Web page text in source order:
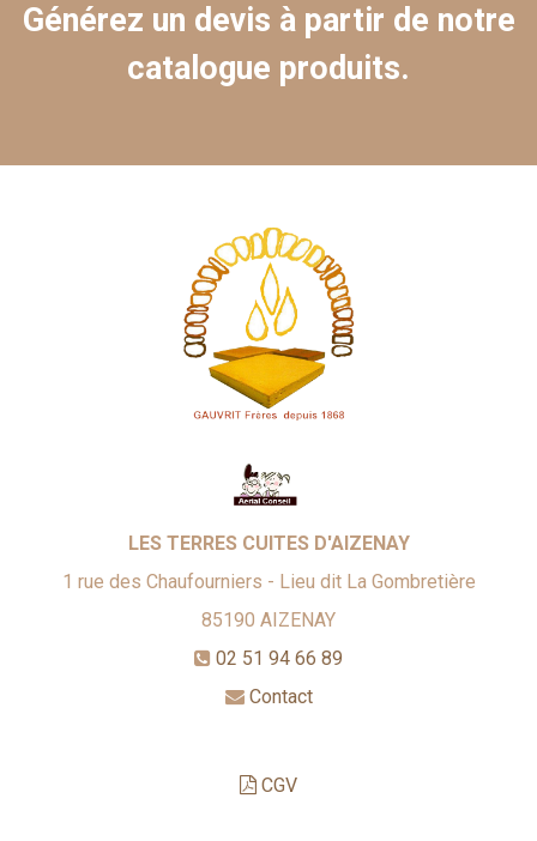
Générez un devis à partir de notre
catalogue produits.
LES TERRES CUITES D'AIZENAY
1 rue des Chaufourniers - Lieu dit La Gombretière
85190 AIZENAY
02 51 94 66 89
Contact
CGV